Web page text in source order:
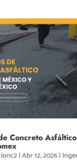
Concreto
|Abr 12, 2026|